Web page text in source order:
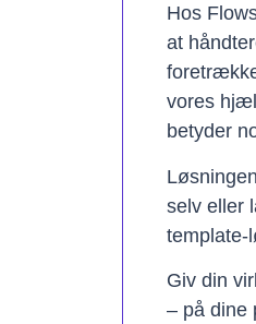
Hos
at
vores
betyder
selv eller
template-
Giv din
– på dine